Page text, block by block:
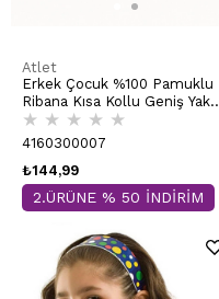
Atlet
Erkek Çocuk %100 Pamuklu
Ribana Kısa Kollu Geniş Yaka
Atlet Fanila | Beyaz K0803
★ ★ ★ ★ ★
4160300007
₺144,99
2.ÜRÜNE % 50 İNDİRİM